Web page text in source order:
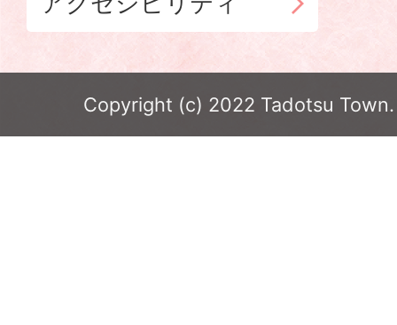
Copyright (c) 2022 Tadotsu